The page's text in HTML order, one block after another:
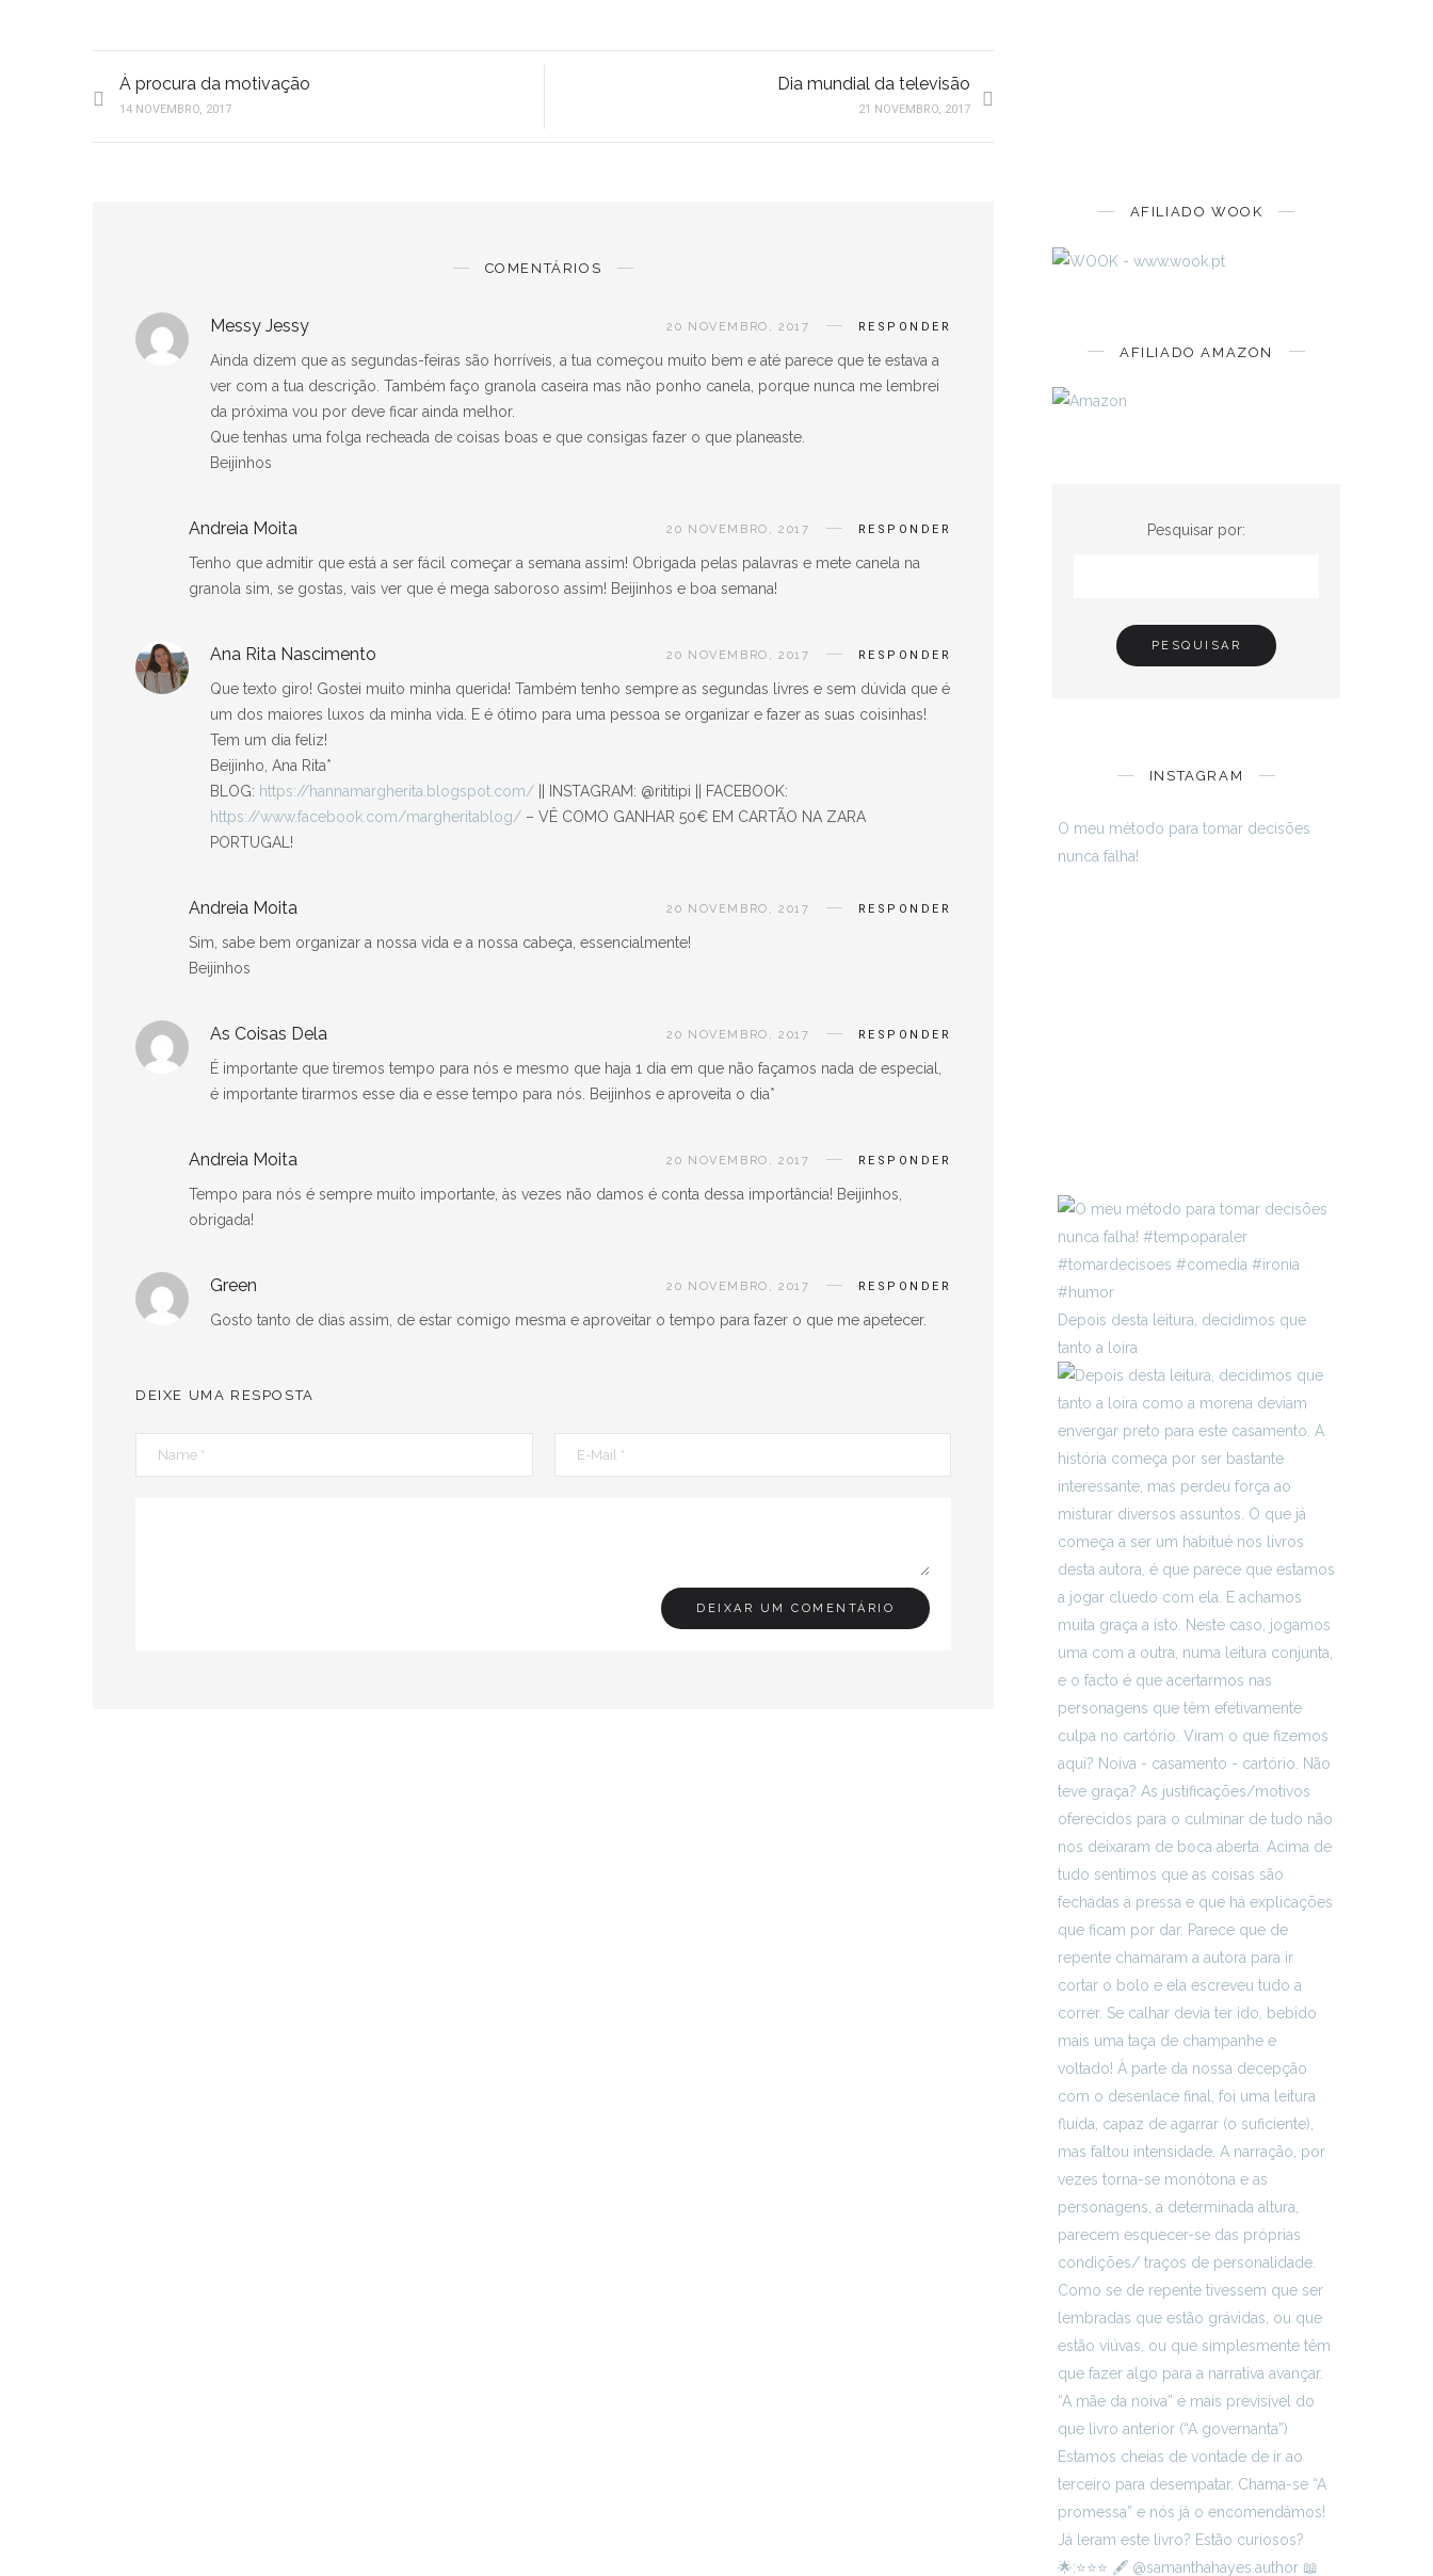
À procura da motivação
14 NOVEMBRO, 2017
Dia mundial da televisão
21 NOVEMBRO, 2017
COMENTÁRIOS
Messy Jessy 20 NOVEMBRO, 2017 RESPONDER
Ainda dizem que as segundas-feiras são horríveis, a tua começou muito bem e até parece que te estava a
ver com a tua descrição. Também faço granola caseira mas não ponho canela, porque nunca me lembrei
da próxima vou por deve ficar ainda melhor.
Que tenhas uma folga recheada de coisas boas e que consigas fazer o que planeaste.
Beijinhos
Andreia Moita 20 NOVEMBRO, 2017 RESPONDER
Tenho que admitir que está a ser fácil começar a semana assim! Obrigada pelas palavras e mete canela na
granola sim, se gostas, vais ver que é mega saboroso assim! Beijinhos e boa semana!
Ana Rita Nascimento 20 NOVEMBRO, 2017 RESPONDER
Que texto giro! Gostei muito minha querida! Também tenho sempre as segundas livres e sem dúvida que é
um dos maiores luxos da minha vida. E é ótimo para uma pessoa se organizar e fazer as suas coisinhas!
Tem um dia feliz!
Beijinho, Ana Rita*
BLOG: https://hannamargherita.blogspot.com/ || INSTAGRAM: @rititipi || FACEBOOK:
https://www.facebook.com/margheritablog/ – VÊ COMO GANHAR 50€ EM CARTÃO NA ZARA
PORTUGAL!
Andreia Moita 20 NOVEMBRO, 2017 RESPONDER
Sim, sabe bem organizar a nossa vida e a nossa cabeça, essencialmente!
Beijinhos
As Coisas Dela 20 NOVEMBRO, 2017 RESPONDER
É importante que tiremos tempo para nós e mesmo que haja 1 dia em que não façamos nada de especial,
é importante tirarmos esse dia e esse tempo para nós. Beijinhos e aproveita o dia*
Andreia Moita 20 NOVEMBRO, 2017 RESPONDER
Tempo para nós é sempre muito importante, às vezes não damos é conta dessa importância! Beijinhos,
obrigada!
Green 20 NOVEMBRO, 2017 RESPONDER
Gosto tanto de dias assim, de estar comigo mesma e aproveitar o tempo para fazer o que me apetecer.
DEIXE UMA RESPOSTA
AFILIADO WOOK
AFILIADO AMAZON
Pesquisar por:
INSTAGRAM
O meu método para tomar decisões
nunca falha!
Depois desta leitura, decidimos que
tanto a loira